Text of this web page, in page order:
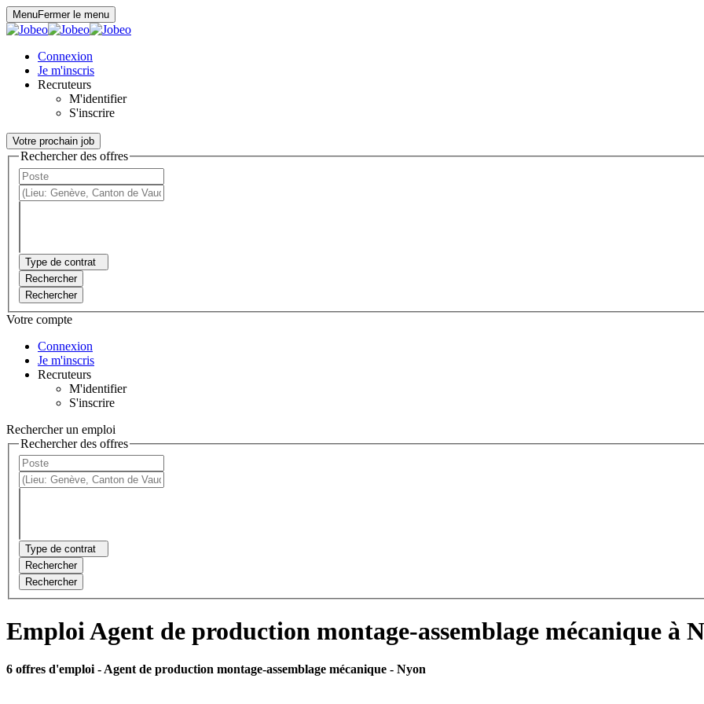
MenuFermer le menu
Connexion
Je m'inscris
Recruteurs
M'identifier
S'inscrire
Votre prochain job
Rechercher des offres
Type de contrat
Rechercher
Rechercher
Votre compte
Connexion
Je m'inscris
Recruteurs
M'identifier
S'inscrire
Rechercher un emploi
Rechercher des offres
Type de contrat
Rechercher
Rechercher
Emploi Agent de production montage-assemblage mécanique à
6 offres d'emploi - Agent de production montage-assemblage mécanique - Nyon
Panneau de gestion des cookies